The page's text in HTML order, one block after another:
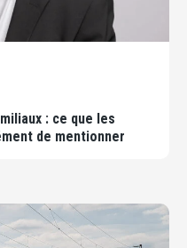
: ce que les
de mentionner